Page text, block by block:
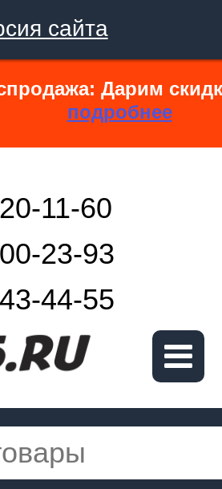
сайта
Дарим
подробнее
11-60
23-93
44-55